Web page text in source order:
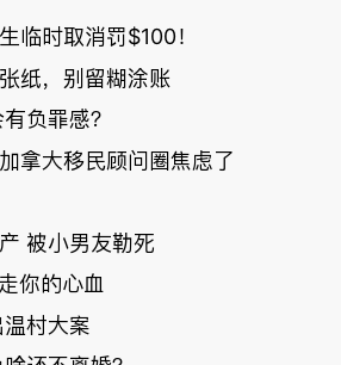
出$1
突
辜男
华市
刺身
单；房市崩
盘前兆？加
国租赁市场
恐迎暴跌危
临时取消罚$100！
纸，别留糊涂账
负罪感？
拿大移民顾问圈焦虑了
被小男友勒死
你的心血
村大案